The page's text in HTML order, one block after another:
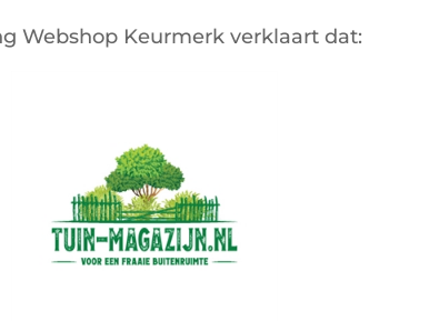
Webshop Keurmerk verklaart dat: